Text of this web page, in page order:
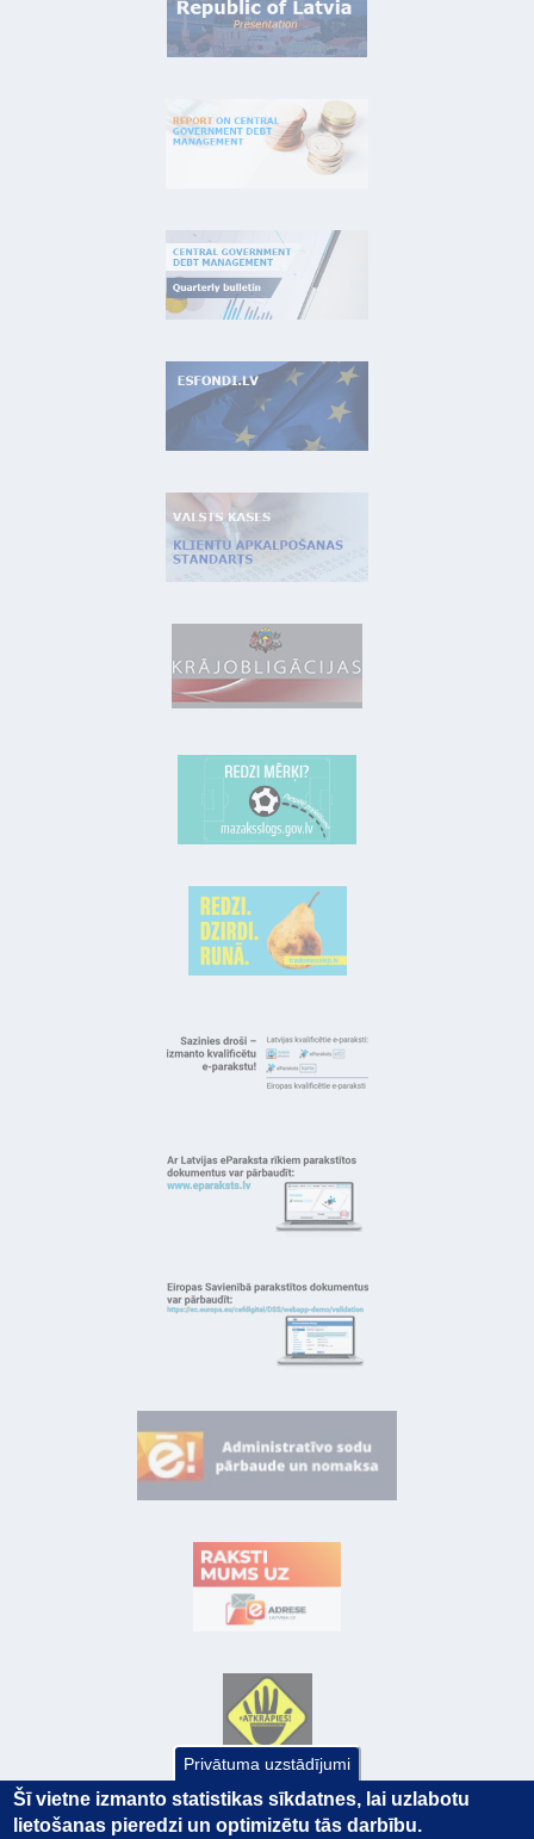
Privātuma uzstādījumi
Šī vietne izmanto statistikas sīkdatnes, lai uzlabotu
lietošanas pieredzi un optimizētu tās darbību.